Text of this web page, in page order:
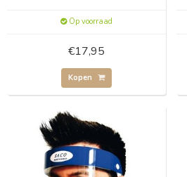
Op voorraad
€17,95
Kopen